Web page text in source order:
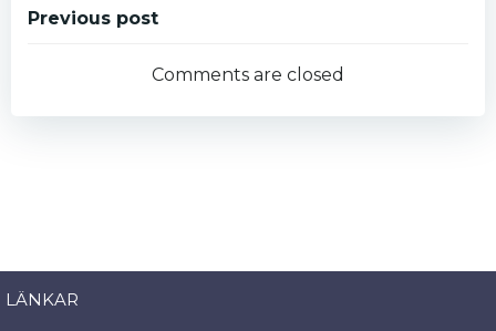
Post
navigation
Previous post
Comments are closed
LÄNKAR